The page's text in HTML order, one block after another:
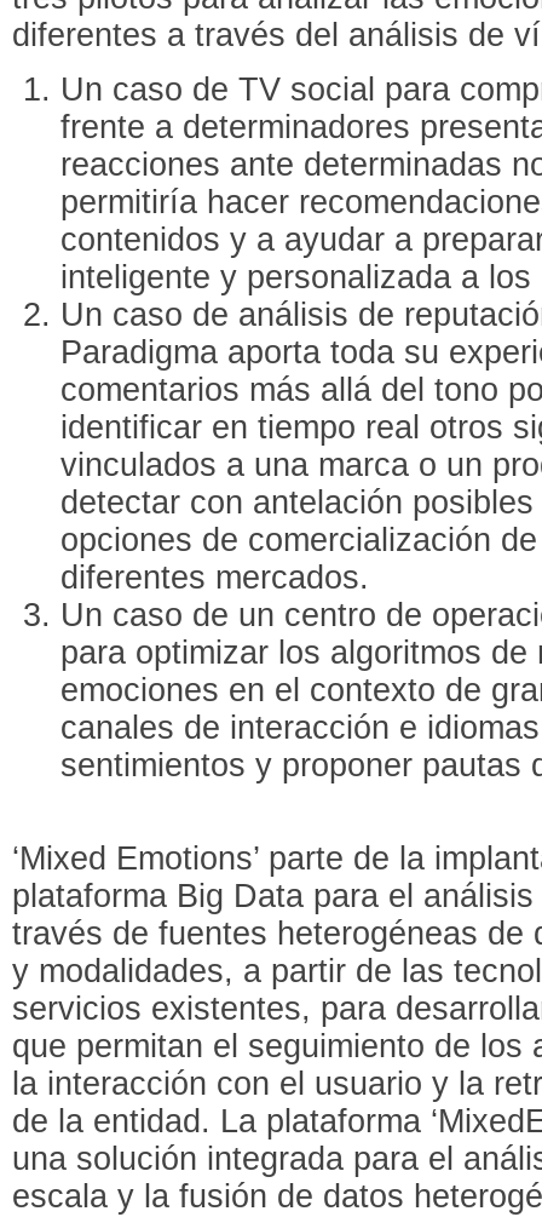
diferentes a través del análisis de
Un caso de TV social para
frente a determinadores
reacciones ante determinadas
permitiría hacer
contenidos y a ayudar a
inteligente y personalizada a
Un caso de análisis de
Paradigma aporta toda su
comentarios más allá del tono
identificar en tiempo real otros
vinculados a una marca o un
detectar con antelación
opciones de comercialización
diferentes mercados.
Un caso de un centro de
para optimizar los algoritmos
emociones en el contexto de
canales de interacción e
sentimientos y proponer pautas
‘Mixed Emotions’ parte de la
plataforma Big Data para el
través de fuentes heterogéneas de
y modalidades, a partir de las
servicios existentes, para
que permitan el seguimiento de los
la interacción con el usuario y la
de la entidad. La plataforma
una solución integrada para el
escala y la fusión de datos